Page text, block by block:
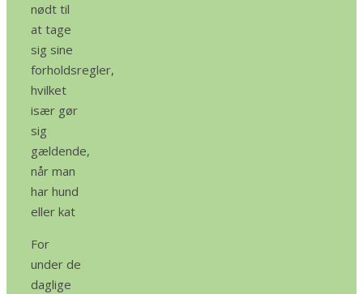
nødt til
at tage
sig sine
forholdsregler,
hvilket
især gør
sig
gældende,
når man
har hund
eller kat
For
under de
daglige